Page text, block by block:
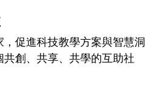
促進科技教學方案與智慧洞
共創、共享、共學的互助社